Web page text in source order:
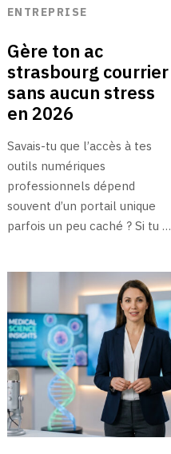
ENTREPRISE
Gère ton ac
strasbourg courrier
sans aucun stress
en 2026
Savais-tu que l’accès à tes
outils numériques
professionnels dépend
souvent d’un portail unique
parfois un peu caché ? Si tu …